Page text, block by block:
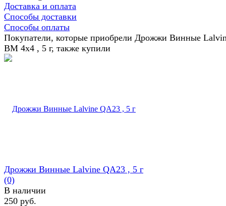
Доставка и оплата
Способы доставки
Способы оплаты
Покупатели, которые приобрели Дрожжи Винные
BM 4x4 , 5 г, также купили
Дрожжи Винные Lalvine QA23 , 5 г
(0)
В наличии
250 руб.